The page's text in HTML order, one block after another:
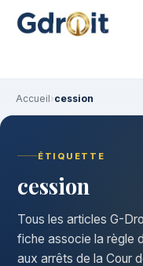
Accueil›cession
ÉTIQUETTE
cession
Tous les articles G-
fiche associe la règle
aux arrêts de la Cour